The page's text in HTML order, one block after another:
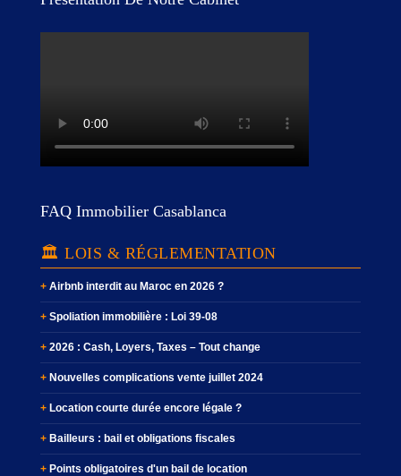
FAQ Immobilier Casablanca
🏛️ LOIS & RÉGLEMENTATION
Airbnb interdit au Maroc en 2026 ?
Spoliation immobilière : Loi 39-08
2026 : Cash, Loyers, Taxes – Tout change
Nouvelles complications vente juillet 2024
Location courte durée encore légale ?
Bailleurs : bail et obligations fiscales
Points obligatoires d'un bail de location